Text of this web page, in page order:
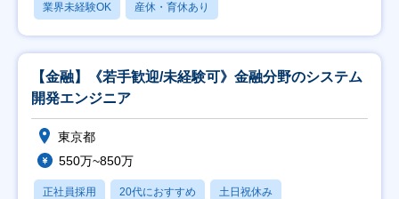
業界未経験OK 産休・育休あり
【金融】《若手歓迎/未経験可》金融分野のシステム
開発エンジニア
東京都
550万~850万
正社員採用 20代におすすめ 土日祝休み